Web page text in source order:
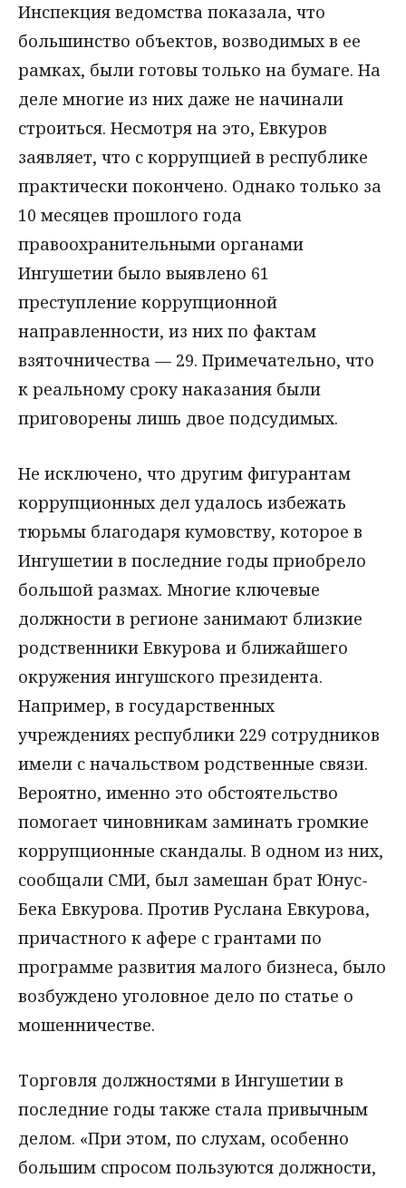
Инспекция ведомства показала, что
большинство объектов, возводимых в ее
рамках, были готовы только на бумаге. На
деле многие из них даже не начинали
строиться. Несмотря на это, Евкуров
заявляет, что с коррупцией в республике
практически покончено. Однако только за
10 месяцев прошлого года
правоохранительными органами
Ингушетии было выявлено 61
преступление коррупционной
направленности, из них по фактам
взяточничества — 29. Примечательно, что
к реальному сроку наказания были
приговорены лишь двое подсудимых.
Не исключено, что другим фигурантам
коррупционных дел удалось избежать
тюрьмы благодаря кумовству, которое в
Ингушетии в последние годы приобрело
большой размах. Многие ключевые
должности в регионе занимают близкие
родственники Евкурова и ближайшего
окружения ингушского президента.
Например, в государственных
учреждениях республики 229 сотрудников
имели с начальством родственные связи.
Вероятно, именно это обстоятельство
помогает чиновникам заминать громкие
коррупционные скандалы. В одном из них,
сообщали СМИ, был замешан брат Юнус-
Бека Евкурова. Против Руслана Евкурова,
причастного к афере с грантами по
программе развития малого бизнеса, было
возбуждено уголовное дело по статье о
мошенничестве.
Торговля должностями в Ингушетии в
последние годы также стала привычным
делом. «При этом, по слухам, особенно
большим спросом пользуются должности,